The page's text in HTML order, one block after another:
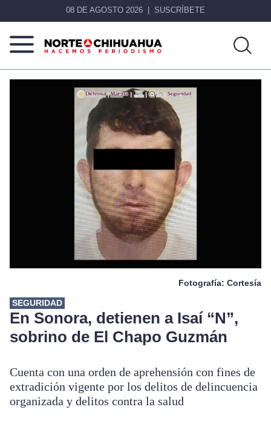
08 DE AGOSTO 2026 SUSCRÍBETE
Norte
Chihuahua
Más
noticias,
hacemos periodismo
Fotografía: Cortesía
SEGURIDAD
En Sonora, detienen a Isaí “N”,
sobrino de El Chapo Guzmán
Cuenta con una orden de aprehensión con fines de
extradición vigente por los delitos de delincuencia
organizada y delitos contra la salud